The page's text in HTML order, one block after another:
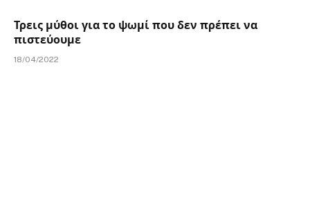
Τρεις μύθοι για το ψωμί που δεν πρέπει να
πιστεύουμε
18/04/2022